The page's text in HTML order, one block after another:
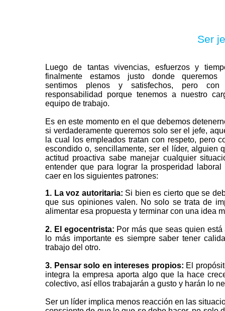
Ser
Luego de tantas vivencias, esfuerzos y
finalmente estamos justo donde queremos
sentimos plenos y satisfechos, pero
responsabilidad porque tenemos a nuestro
equipo de trabajo.
Es en este momento en el que debemos
si verdaderamente queremos solo ser el jefe,
la cual los empleados tratan con respeto, pero
escondido o, sencillamente, ser el líder, alguien
actitud proactiva sabe manejar cualquier
entender que para lograr la prosperidad laboral
caer en los siguientes patrones:
1. La voz autoritaria: Si bien es cierto que se
que sus opiniones valen. No solo se trata de
alimentar esa propuesta y terminar con una idea
2. El egocentrista: Por más que seas quien
lo más importante es siempre saber tener
trabajo del otro.
3. Pensar solo en intereses propios: El
integra la empresa aporta algo que la hace
colectivo, así ellos trabajarán a gusto y harán lo
Ser un líder implica menos reacción en las